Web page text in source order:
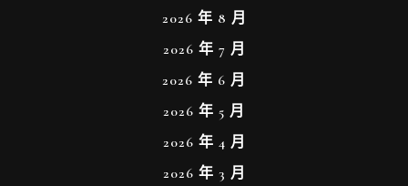
2026 年 8 月
2026 年 7 月
2026 年 6 月
2026 年 5 月
2026 年 4 月
2026 年 3 月